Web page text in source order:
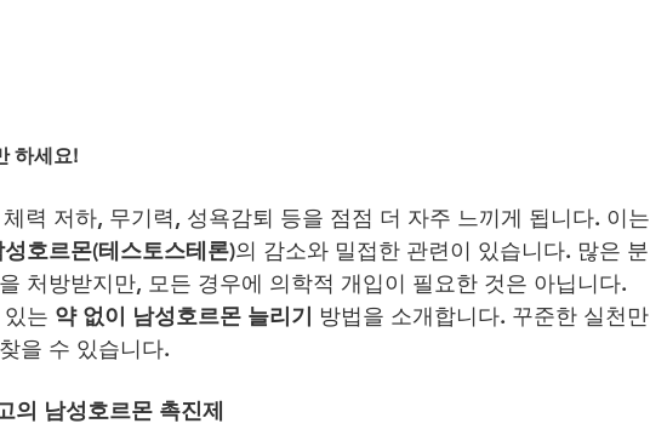
하세요!
력 저하, 무기력, 성욕감퇴 등을 점점 더 자주 느끼게 됩니다. 이는
성호르몬(테스토스테론)의 감소와 밀접한 관련이 있습니다. 많은 분
처방받지만, 모든 경우에 의학적 개입이 필요한 것은 아닙니다.
는 약 없이 남성호르몬 늘리기 방법을 소개합니다. 꾸준한 실천만
을 수 있습니다.
의 남성호르몬 촉진제